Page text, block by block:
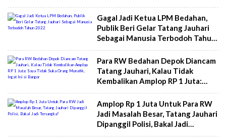
Gagal Jadi Ketua LPM Bedahan,
Publik Beri Gelar Tatang Jauhari
Sebagai Manusia Terbodoh Tahun
2022
Para RW Bedahan Depok Diancam
Tatang Jauhari, Kalau Tidak
Kembalikan Amplop RP 1 Juta:
Saya Tidak Suka Orang Munafik,
Ingat Ini si Bangor
Amplop Rp 1 Juta Untuk Para RW
Jadi Masalah Besar, Tatang Jauhari
Dipanggil Polisi, Bakal Jadi
Tersangka?